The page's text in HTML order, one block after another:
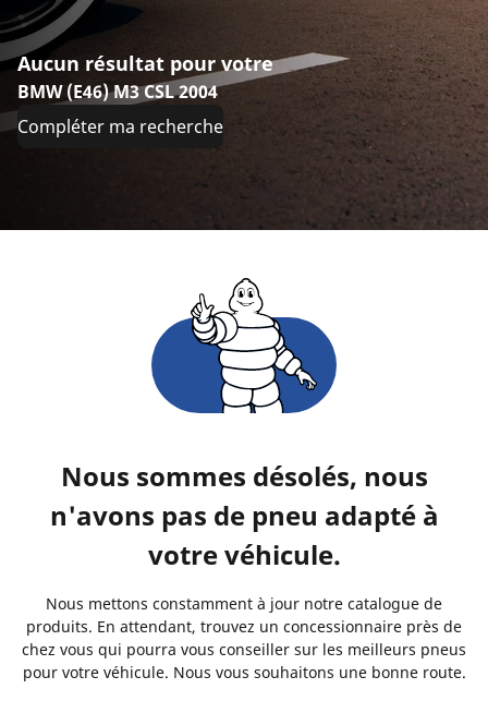
Aucun résultat pour votre
BMW (E46) M3 CSL 2004
Compléter ma recherche
Nous sommes désolés, nous
n'avons pas de pneu adapté à
votre véhicule.
Nous mettons constamment à jour notre catalogue de
produits. En attendant, trouvez un concessionnaire près de
chez vous qui pourra vous conseiller sur les meilleurs pneus
pour votre véhicule. Nous vous souhaitons une bonne route.